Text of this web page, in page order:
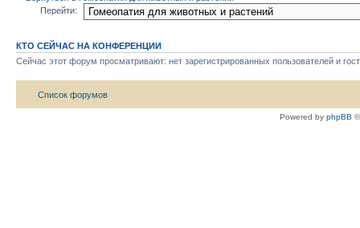
Перейти:
КТО СЕЙЧАС НА КОНФЕРЕНЦИИ
Сейчас этот форум просматривают: нет зарегистрированных пользователей и
Список форумов
Powered by phpBB